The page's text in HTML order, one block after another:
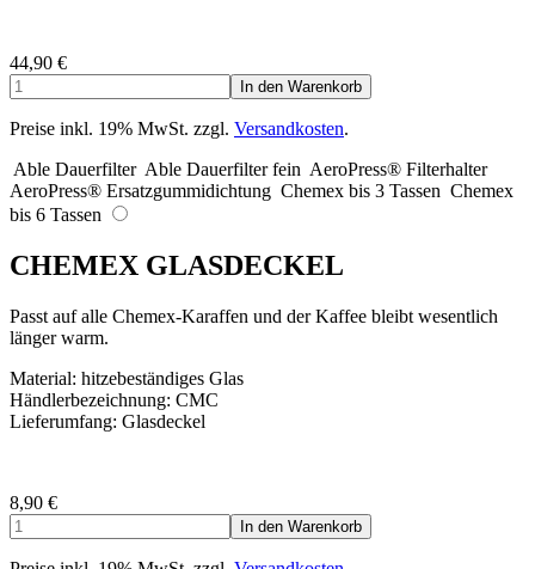
44,90 €
Preise inkl. 19% MwSt. zzgl. Versandkosten.
Able Dauerfilter Able Dauerfilter fein AeroPress® Filterhalter
AeroPress® Ersatzgummidichtung Chemex bis 3 Tassen Chemex
bis 6 Tassen
CHEMEX GLASDECKEL
Passt auf alle Chemex-Karaffen und der Kaffee bleibt wesentlich
länger warm.
Material: hitzebeständiges Glas
Händlerbezeichnung: CMC
Lieferumfang: Glasdeckel
8,90 €